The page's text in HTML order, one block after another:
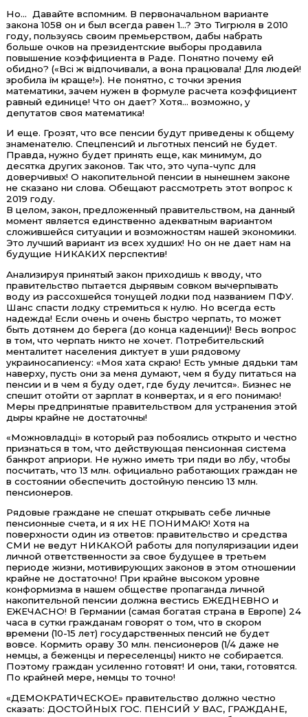
Но… Давайте вспомним. В первоначальном варианте
закона 1058 он и был всегда равен 1…? Это Тигрюля в 2010
году, пользуясь своим премьерством, дабы набрать
больше очков на президентские выборы продавила
повышение коэффициента в Раде. Понятно почему ей
обидно? («Всі ж відпочивали, а вона працювала! Для людей!
зробила їм краще!»). Не понятно, с точки зрения
математики, зачем нужен в формуле расчета коэффициент
равный единице! Что он дает? Хотя… возможно, у
депутатов своя математика!
И еще. Грозят, что все пенсии будут приведены к общему
знаменателю. Спецпенсий и льготных пенсий не будет.
Правда, нужно будет принять еще, как минимум, до
десятка других законов. Так что, это чупа-чупс для
доверчивых! О накопительной пенсии в нынешнем законе
не сказано ни слова. Обещают рассмотреть этот вопрос к
2019 году.
В целом, закон, предложенный правительством, на данный
момент является единственно адекватным вариантом
сложившейся ситуации и возможностям нашей экономики.
Это лучший вариант из всех худших! Но он не дает нам на
будущие НИКАКИХ перспектив!
Анализируя принятый закон приходишь к вводу, что
правительство пытается дырявым совком вычерпывать
воду из рассохшейся тонущей лодки под названием ПФУ.
Шанс спасти лодку стремиться к нулю. Но всегда есть
надежда! Если очень и очень быстро черпать, то может
быть дотянем до берега (до конца каденции)! Весь вопрос
в том, что черпать никто не хочет. Потребительский
менталитет населения диктует в уши рядовому
украиносапиенсу: «Моя хата скраю! Есть умные дядьки там
наверху, пусть они за меня думают, чем я буду питаться на
пенсии и в чем я буду одет, где буду лечится». Бизнес не
спешит отойти от зарплат в конвертах, и я его понимаю!
Меры предпринятые правительством для устранения этой
дыры крайне не достаточны!
«Можновладці» в который раз побоялись открыто и честно
признаться в том, что действующая пенсионная система
банкрот априори. Не нужно иметь три пяди во лбу, чтобы
посчитать, что 13 млн. официально работающих граждан не
в состоянии обеспечить достойную пенсию 13 млн.
пенсионеров.
Рядовые граждане не спешат открывать себе личные
пенсионные счета, и я их НЕ ПОНИМАЮ! Хотя на
поверхности один из ответов: правительство и средства
СМИ не ведут НИКАКОЙ работы для популяризации идеи
личной ответственности за свое будущее в третьем
периоде жизни, мотивирующих законов в этом отношении
крайне не достаточно! При крайне высоком уровне
конформизма в нашем обществе пропаганда личной
накопительной пенсии должна вестись ЕЖЕДНЕВНО и
ЕЖЕЧАСНО! В Германии (самая богатая страна в Европе) 24
часа в сутки гражданам говорят о том, что в скором
времени (10-15 лет) государственных пенсий не будет
вовсе. Кормить ораву 30 млн. пенсионеров (1/4 даже не
немцы, а беженцы и переселенцы) никто не собирается.
Поэтому граждан усиленно готовят! И они, таки, готовятся.
По крайней мере, немцы то точно!
«ДЕМОКРАТИЧЕСКОЕ» правительство должно честно
сказать: ДОСТОЙНЫХ ГОС. ПЕНСИЙ У ВАС, ГРАЖДАНЕ,